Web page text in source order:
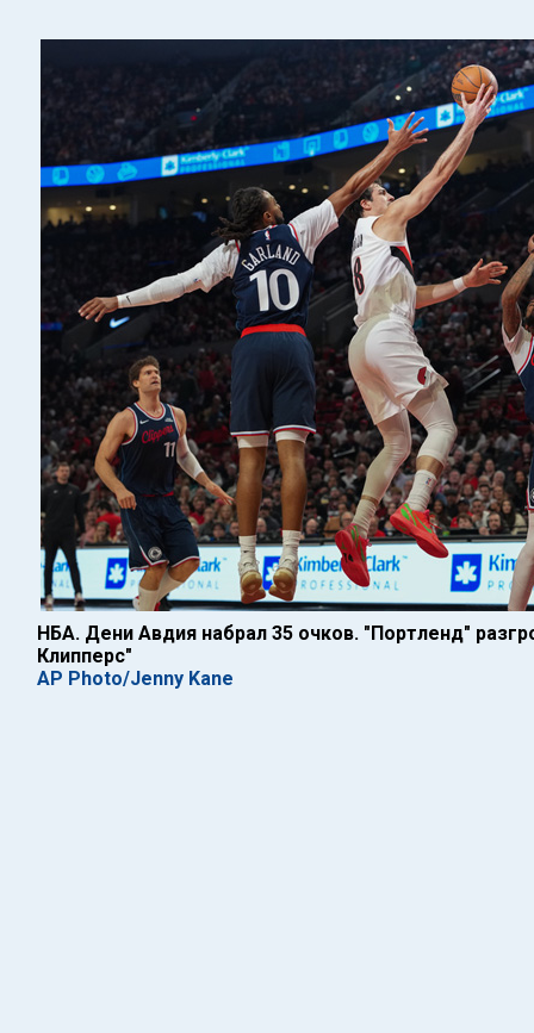
НБА. Дени Авдия набрал 35 очков. "Портленд"
Клипперс"
AP Photo/Jenny Kane